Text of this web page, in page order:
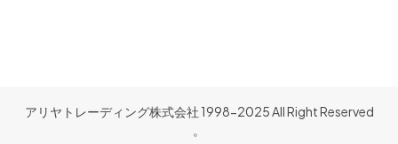
アリヤトレーディング株式会社 1998-2025 All Right Reserved
。